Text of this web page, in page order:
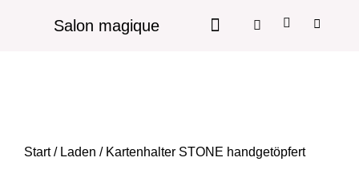
Salon magique
Start/ Laden / Kartenhalter STONE handgetöpfert